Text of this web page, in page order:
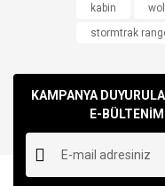
Ürün resmi
Ürün bilgilerinde
Ürün fiyatı diğer
kabin
stormtrak
KAMPANYA
E-